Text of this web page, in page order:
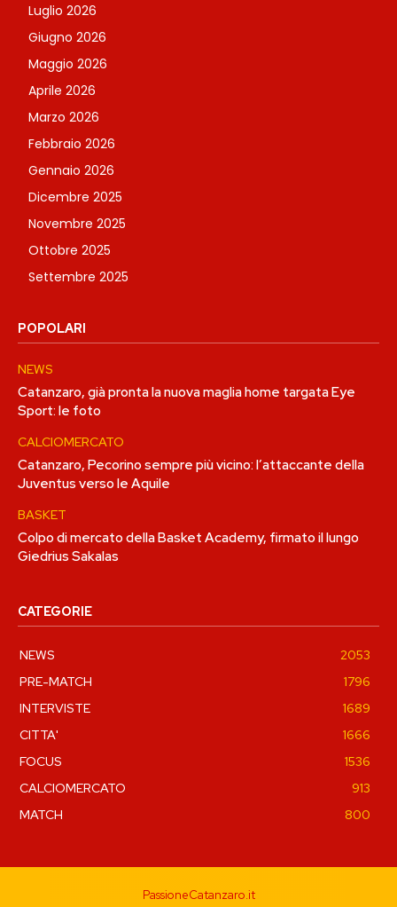
Luglio 2026
Giugno 2026
Maggio 2026
Aprile 2026
Marzo 2026
Febbraio 2026
Gennaio 2026
Dicembre 2025
Novembre 2025
Ottobre 2025
Settembre 2025
POPOLARI
NEWS
Catanzaro, già pronta la nuova maglia home targata Eye
Sport: le foto
CALCIOMERCATO
Catanzaro, Pecorino sempre più vicino: l’attaccante della
Juventus verso le Aquile
BASKET
Colpo di mercato della Basket Academy, firmato il lungo
Giedrius Sakalas
CATEGORIE
NEWS
2053
PRE-MATCH
1796
INTERVISTE
1689
CITTA'
1666
FOCUS
1536
CALCIOMERCATO
913
MATCH
800
PassioneCatanzaro.it